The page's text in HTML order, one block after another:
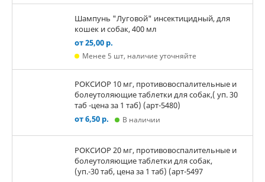
Шампунь "Луговой" инсектицидный, для
кошек и собак, 400 мл
от 25,00 р.
Менее 5 шт, наличие уточняйте
РОКСИОР 10 мг, противовоспалительные и
болеутоляющие таблетки для собак,( уп. 30
таб -цена за 1 таб) (арт-5480)
от 6,50 р.
В наличии
РОКСИОР 20 мг, противовоспалительные и
болеутоляющие таблетки для собак,
(уп.-30 таб, цена за 1 таб) (арт-5497